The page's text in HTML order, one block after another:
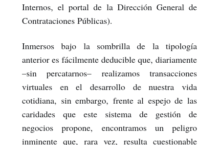
Internos, el portal de la Dirección General de
Contrataciones Públicas).
Inmersos bajo la sombrilla de la tipología
anterior es fácilmente deducible que, diariamente
–sin percatarnos– realizamos transacciones
virtuales en el desarrollo de nuestra vida
cotidiana, sin embargo, frente al espejo de las
caridades que este sistema de gestión de
negocios propone, encontramos un peligro
inminente que, rara vez, resulta cuestionable